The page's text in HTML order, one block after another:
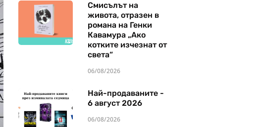
Смисълът на
живота, отразен в
романа на Генки
Кавамура „Ако
котките изчезнат от
света“
06/08/2026
Най-продаваните -
6 август 2026
06/08/2026